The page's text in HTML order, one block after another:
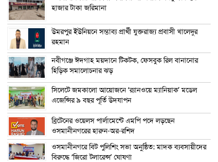
হাজার টাকা জরিমানা
উমরপুর ইউনিয়নে সম্ভাব্য প্রার্থী যুক্তরাজ্য প্রবাসী খালেদুর
রহমান
নবীগঞ্জে ঈদগাহ ময়দানে টিকটক, ফেসবুক রিল বানানোর
হিড়িক সমালোচনার ঝড়
সিলেটে জমকালো আয়োজনে ‘র‍্যানওয়ে ম্যানিয়াক’ মডেল
এজেন্সির ৯ বছর পূর্তি উদযাপন
ব্রিটেনের ওয়েলস পার্লামেন্টে এমপি পদে লড়ছেন
ওসমানীনগরের হারুন-অর-রশিদ
ওসমানীনগরে বিট পুলিশিং সভা অনুষ্ঠিত: মাদক ব্যবসায়ীদের
বিরুদ্ধে ‘জিরো টলারেন্স’ ঘোষণা